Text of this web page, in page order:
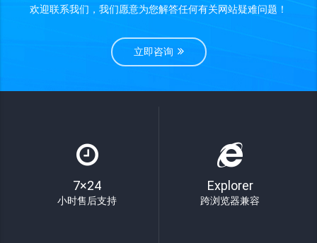
欢迎联系我们，我们愿意为您解答任何有关网站疑难问题！
立即咨询
7×24
小时售后支持
Explorer
跨浏览器兼容